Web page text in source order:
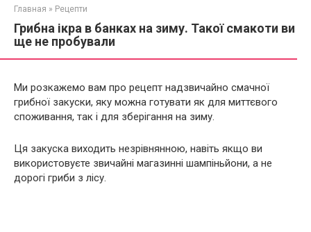
Главная » Рецепти
Грибна ікра в банках на зиму. Такої смакоти ви
ще не пробували
Ми розкажемо вам про рецепт надзвичайно смачної
грибної закуски, яку можна готувати як для миттєвого
споживання, так і для зберігання на зиму.
Ця закуска виходить незрівнянною, навіть якщо ви
використовуєте звичайні магазинні шампіньйони, а не
дорогі гриби з лісу.